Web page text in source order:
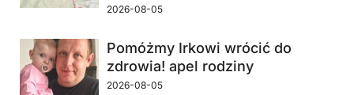
2026-08-05
Pomóżmy Irkowi wrócić do
zdrowia! apel rodziny
2026-08-05